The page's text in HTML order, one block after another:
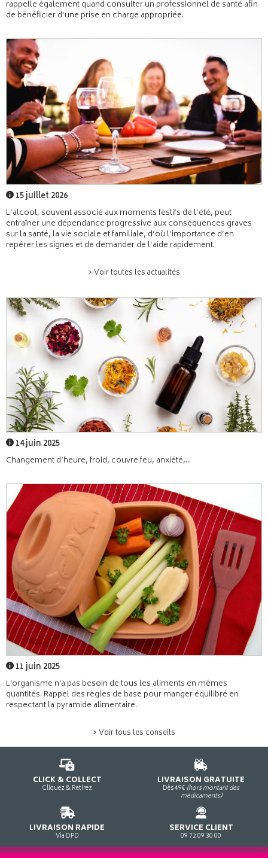
rappelle également quand consulter un professionnel de santé afin
de bénéficier d’une prise en charge appropriée.
15 juillet 2026
L’alcool, souvent associé aux moments festifs de l’été, peut
entraîner une dépendance progressive aux conséquences graves
sur la santé, la vie sociale et familiale, d’où l’importance d’en
repérer les signes et de demander de l’aide rapidement.
> Voir toutes les actualités
14 juin 2025
Changement d’heure, froid, couvre feu, anxiété,...
11 juin 2025
L'organisme n'a pas besoin de tous les aliments en mêmes
quantités. Rappel des règles de base pour manger équilibré en
respectant la pyramide alimentaire.
> Voir tous les conseils
CLICK & COLLECT
Cliquez & Retirez
LIVRAISON GRATUITE
Dès 49€ (hors montant des
médicaments)
LIVRAISON RAPIDE
Via DPD
SERVICE CLIENT
09 72 09 30 00